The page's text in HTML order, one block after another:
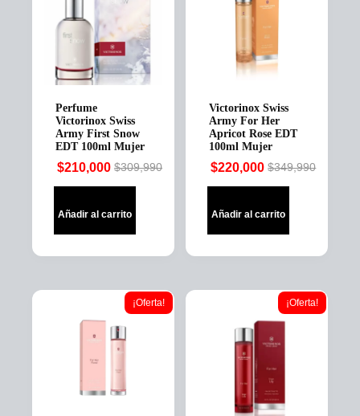
Perfume
Victorinox Swiss
Army First Snow
EDT 100ml Mujer
$309,990
Original
was:
$210,000
Current
is:
Añadir al carrito
Victorinox Swiss
Army For Her
Apricot Rose EDT
100ml Mujer
$349,990
Original
was:
$220,000
Current
is:
Añadir al carrito
¡Oferta! ¡Oferta!